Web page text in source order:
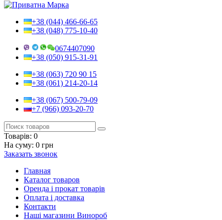
+38 (044) 466-66-65
+38 (048) 775-10-40
0674407090
+38 (050) 915-31-91
+38 (063) 720 90 15
+38 (061) 214-20-14
+38 (067) 500-79-09
+7 (966) 093-20-70
Товарів: 0
На суму: 0 грн
Заказать звонок
Главная
Каталог товаров
Оренда і прокат товарів
Оплата і доставка
Контакти
Наші магазини Винороб